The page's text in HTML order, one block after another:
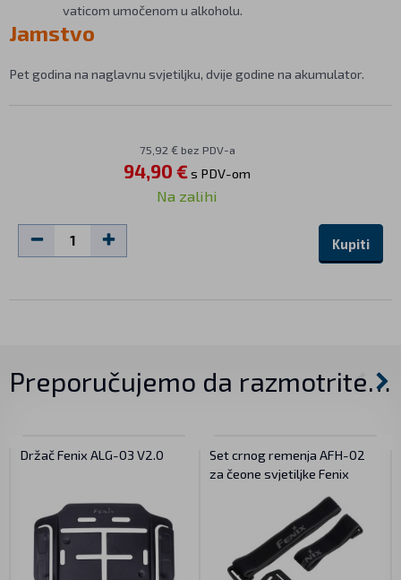
vaticom umočenom u alkoholu.
Jamstvo
Pet godina na naglavnu svjetiljku, dvije godine na akumulator.
75,92 € bez PDV-a
94,90 € s PDV-om
Na zalihi
Kupiti
Preporučujemo da razmotrite…
Držač Fenix ALG-03 V2.0
Set crnog remenja AFH-02
za čeone svjetiljke Fenix